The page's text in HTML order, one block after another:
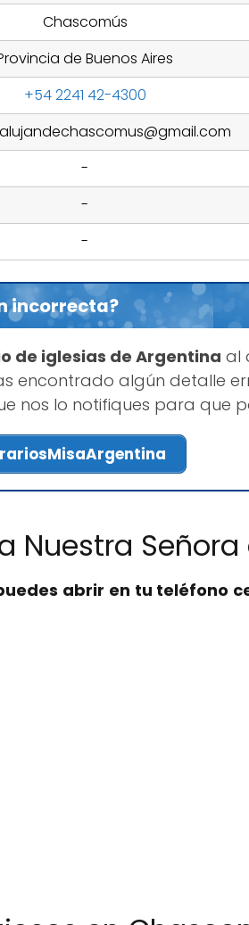
Chascomús
de Buenos Aires
+54 2241 42-4300
-
-
-
incorrecta?
de iglesias de Argentina al
encontrado algún detalle
nos lo notifiques para que
Nuestra Señora
abrir en tu teléfono